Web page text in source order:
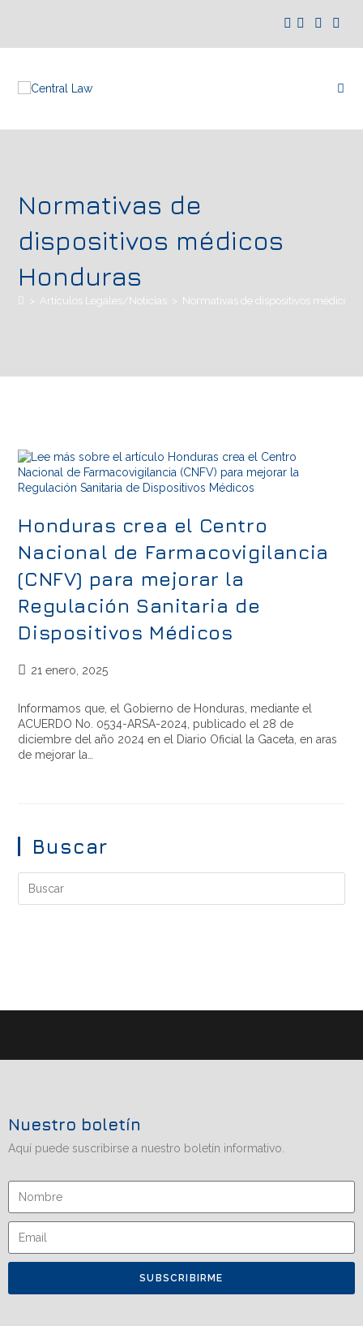
Normativas de
dispositivos médicos
Honduras
> Artículos Legales/Noticias > Normativas de dispositivos médicos
Honduras crea el Centro
Nacional de Farmacovigilancia
(CNFV) para mejorar la
Regulación Sanitaria de
Dispositivos Médicos
21 enero, 2025
Informamos que, el Gobierno de Honduras, mediante el
ACUERDO No. 0534-ARSA-2024, publicado el 28 de
diciembre del año 2024 en el Diario Oficial la Gaceta, en aras
de mejorar la…
Buscar
Nuestro boletín
Aquí puede suscribirse a nuestro boletín informativo.
SUBSCRIBIRME